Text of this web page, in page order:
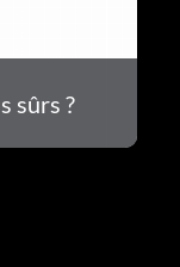
sûrs ?